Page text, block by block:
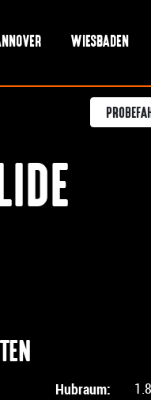
WIESBADEN
Hubraum: